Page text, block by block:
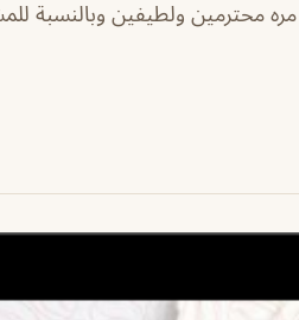
محترمين ولطيفين وبالنسبة